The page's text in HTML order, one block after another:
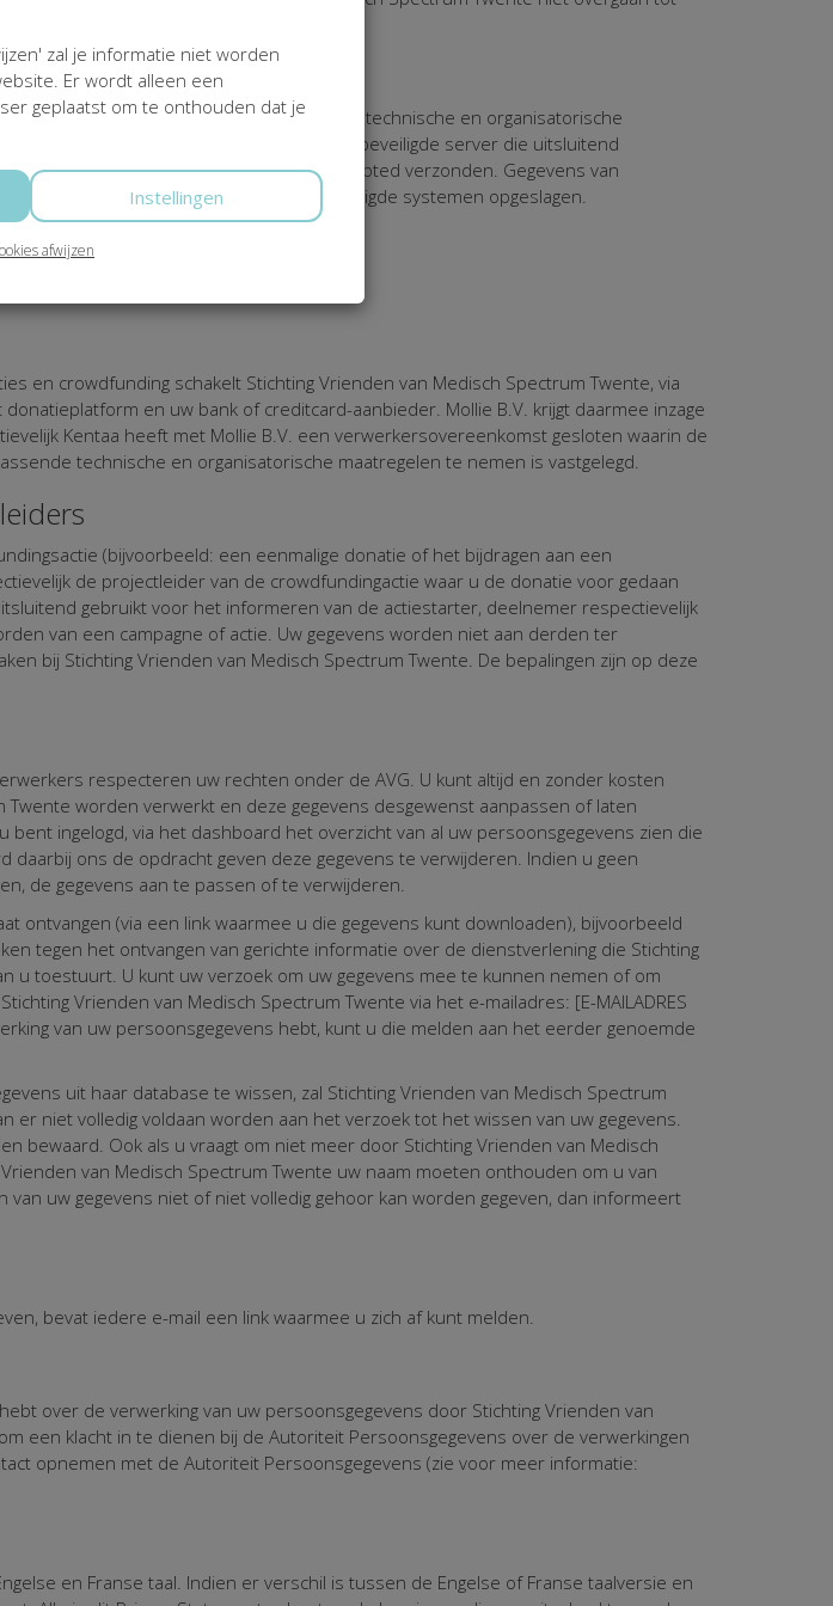
Spectrum Twente passende fysieke, technische en organisatorische
Spectrum Twente gebruik van een beveiligde server die uitsluitend
op online formulieren invult worden encrypted verzonden. Gegevens van
belangstellenden worden in beveiligde systemen opgeslagen.
genoemde doeleinden te bereiken.
en crowdfunding schakelt Stichting Vrienden van Medisch Spectrum Twente, via
en uw bank of creditcard-aanbieder. Mollie B.V. krijgt daarmee inzage
Kentaa heeft met Mollie B.V. een verwerkersovereenkomst gesloten waarin de
technische en organisatorische maatregelen te nemen is vastgelegd.
(bijvoorbeeld: een eenmalige donatie of het bijdragen aan een
de projectleider van de crowdfundingactie waar u de donatie voor gedaan
gebruikt voor het informeren van de actiestarter, deelnemer respectievelijk
van een campagne of actie. Uw gegevens worden niet aan derden ter
bij Stichting Vrienden van Medisch Spectrum Twente. De bepalingen zijn op deze
respecteren uw rechten onder de AVG. U kunt altijd en zonder kosten
worden verwerkt en deze gegevens desgewenst aanpassen of laten
ingelogd, via het dashboard het overzicht van al uw persoonsgegevens zien die
ons de opdracht geven deze gegevens te verwijderen. Indien u geen
de gegevens aan te passen of te verwijderen.
ontvangen (via een link waarmee u die gegevens kunt downloaden), bijvoorbeeld
tegen het ontvangen van gerichte informatie over de dienstverlening die Stichting
u toestuurt. U kunt uw verzoek om uw gegevens mee te kunnen nemen of om
Vrienden van Medisch Spectrum Twente via het e-mailadres: [E-MAILADRES
van uw persoonsgegevens hebt, kunt u die melden aan het eerder genoemde
uit haar database te wissen, zal Stichting Vrienden van Medisch Spectrum
niet volledig voldaan worden aan het verzoek tot het wissen van uw gegevens.
bewaard. Ook als u vraagt om niet meer door Stichting Vrienden van Medisch
van Medisch Spectrum Twente uw naam moeten onthouden om u van
uw gegevens niet of niet volledig gehoor kan worden gegeven, dan informeert
bevat iedere e-mail een link waarmee u zich af kunt melden.
over de verwerking van uw persoonsgegevens door Stichting Vrienden van
een klacht in te dienen bij de Autoriteit Persoonsgegevens over de verwerkingen
opnemen met de Autoriteit Persoonsgegevens (zie voor meer informatie:
en Franse taal. Indien er verschil is tussen de Engelse of Franse taalversie en
zal je informatie niet worden
Er wordt alleen een
geplaatst om te onthouden dat je
Instellingen
afwijzen